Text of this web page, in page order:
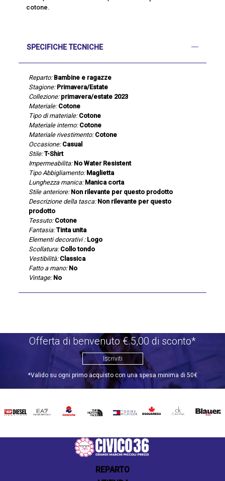
cotone.
SPECIFICHE TECNICHE
Reparto: Bambine e ragazze
Stagione: Primavera/Estate
Collezione: primavera/estate 2023
Materiale: Cotone
Tipo di materiale: Cotone
Materiale interno: Cotone
Materiale rivestimento: Cotone
Occasione: Casual
Stile: T-Shirt
Impermeabilita: No Water Resistent
Tipo Abbigliamento: Maglietta
Lunghezza manica: Manica corta
Stile anteriore: Non rilevante per questo prodotto
Descrizione della tasca: Non rilevante per questo
prodotto
Tessuto: Cotone
Fantasia: Tinta unita
Elementi decorativi : Logo
Scollatura: Collo tondo
Vestibilità: Classica
Fatto a mano: No
Vintage: No
Offerta di benvenuto €.5,00 di sconto*
Iscriviti
*Valido su ogni primo acquisto con una spesa minima di 50€
DIESEL EA7 INVICTATHE
TOMMY
DSQUARED2
CALVIN BLAUER
REPARTO